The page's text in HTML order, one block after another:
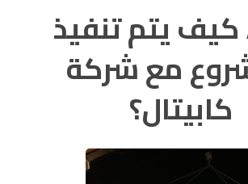
كيف يتم تنفيذ
مع شركة
كابيتال؟